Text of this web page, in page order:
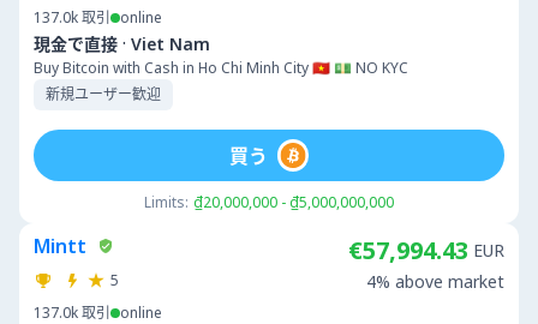
137.0k取引 online
現金で直接 · Viet Nam
Buy Bitcoin with Cash in Ho Chi Minh City 🇻🇳 💵 NO KYC
新規ユーザー歓迎
Limits: ₫20,000,000 - ₫5,000,000,000
買う
Mintt
5
137.0k取引 online
€57,994.43 EUR
4% above market